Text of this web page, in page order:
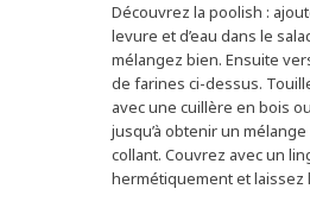
Découvrez la poolish :
levure et d’eau dans le
mélangez bien. Ensuite
de farines ci-dessus.
avec une cuillère en bois
jusqu’à obtenir un
collant. Couvrez avec un
hermétiquement et laissez